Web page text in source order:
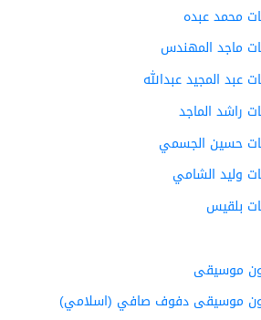
محمد عبده
ماجد المهندس
عبد المجيد عبدالله
راشد الماجد
حسين الجسمي
وليد الشامي
بلقيس
موسيقى
موسيقى دفوف صافي (اسلامي)